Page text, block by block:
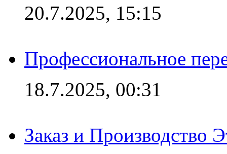
20.7.2025, 15:15
Профессиональное
18.7.2025, 00:31
Заказ и Производство